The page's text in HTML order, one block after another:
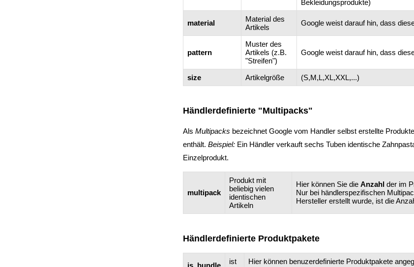
Bekleidungsprodukte)
material
Material des
Artikels
Google weist darauf hin, dass
pattern
Muster des
Artikels (z.B.
"Streifen")
Google weist darauf hin, dass
size Artikelgröße (S,M,L,XL,XXL,...)
Händlerdefinierte "Multipacks"
AlsMultipacks bezeichnet Google vom Handler selbst erstellte
enthält.Beispiel: Ein Händler verkauft sechs Tuben identische
Einzelprodukt.
multipack
Produkt mit
beliebig vielen
identischen
Artikeln
Hier können Sie dieAnzahl der im
Nur bei händlerspezifischen
Hersteller erstellt wurde, ist die
Händlerdefinierte Produktpakete
is_bundle
ist
Hier können benuzerdefinierte Produktpakete